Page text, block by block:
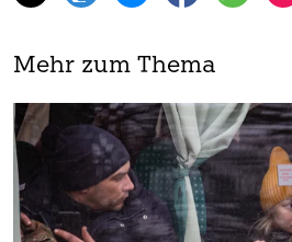
Mehr zum Thema